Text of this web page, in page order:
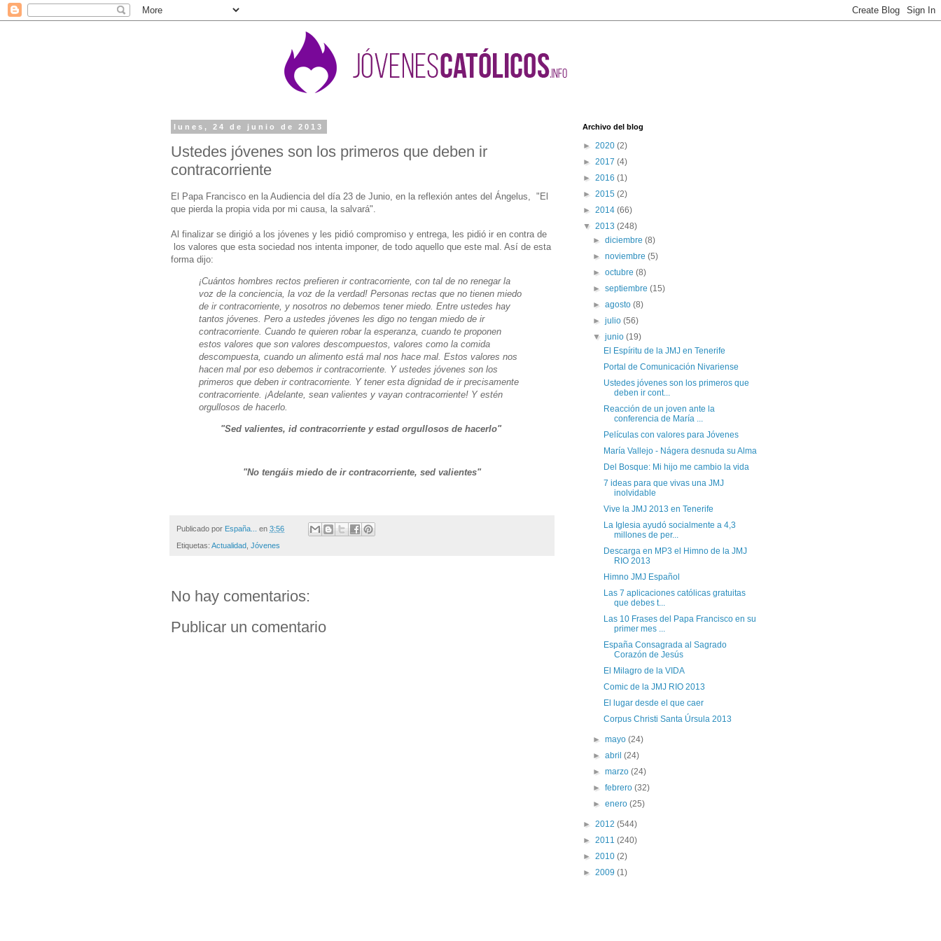
lunes, 24 de junio de 2013
Ustedes jóvenes son los primeros que deben ir
contracorriente
El Papa Francisco en la Audiencia del día 23 de Junio, en la reflexión antes del Ángelus, "El
que pierda la propia vida por mi causa, la salvará".
Al finalizar se dirigió a los jóvenes y les pidió compromiso y entrega, les pidió ir en contra de
los valores que esta sociedad nos intenta imponer, de todo aquello que este mal. Así de esta
forma dijo:
¡Cuántos hombres rectos prefieren ir contracorriente, con tal de no renegar la
voz de la conciencia, la voz de la verdad! Personas rectas que no tienen miedo
de ir contracorriente, y nosotros no debemos tener miedo. Entre ustedes hay
tantos jóvenes. Pero a ustedes jóvenes les digo no tengan miedo de ir
contracorriente. Cuando te quieren robar la esperanza, cuando te proponen
estos valores que son valores descompuestos, valores como la comida
descompuesta, cuando un alimento está mal nos hace mal. Estos valores nos
hacen mal por eso debemos ir contracorriente. Y ustedes jóvenes son los
primeros que deben ir contracorriente. Y tener esta dignidad de ir precisamente
contracorriente. ¡Adelante, sean valientes y vayan contracorriente! Y estén
orgullosos de hacerlo.
"Sed valientes, id contracorriente y estad orgullosos de hacerlo"
"No tengáis miedo de ir contracorriente, sed valientes"
Publicado por España... en 3:56
Etiquetas: Actualidad Jóvenes
No hay comentarios:
Publicar un comentario
Archivo del blog
► 2020 (2)
► 2017 (4)
► 2016 (1)
► 2015 (2)
► 2014 (66)
▼ 2013 (248)
►diciembre(8)
►noviembre(5)
►octubre(8)
►septiembre(15)
►agosto(8)
►julio(56)
▼junio(19)
El Espíritu de la JMJ en Tenerife
Portal de Comunicación Nivariense
Ustedes jóvenes son los primeros que
deben ir cont...
Reacción de un joven ante la
conferencia de María ...
Películas con valores para Jóvenes
María Vallejo - Nágera desnuda su Alma
Del Bosque: Mi hijo me cambio la vida
7 ideas para que vivas una JMJ
inolvidable
Vive la JMJ 2013 en Tenerife
La Iglesia ayudó socialmente a 4,3
millones de per...
Descarga en MP3 el Himno de la JMJ
RIO 2013
Himno JMJ Español
Las 7 aplicaciones católicas gratuitas
que debes t...
Las 10 Frases del Papa Francisco en su
primer mes ...
España Consagrada al Sagrado
Corazón de Jesús
El Milagro de la VIDA
Comic de la JMJ RIO 2013
El lugar desde el que caer
Corpus Christi Santa Úrsula 2013
►mayo(24)
►abril(24)
►marzo(24)
►febrero(32)
►enero(25)
► 2012 (544)
► 2011 (240)
► 2010 (2)
► 2009 (1)